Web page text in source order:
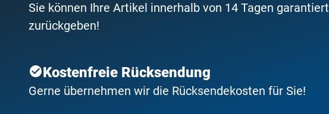
Sie können Ihre Artikel innerhalb von 14 Tagen garantiert
zurückgeben!
Kostenfreie Rücksendung
Gerne übernehmen wir die Rücksendekosten für Sie!